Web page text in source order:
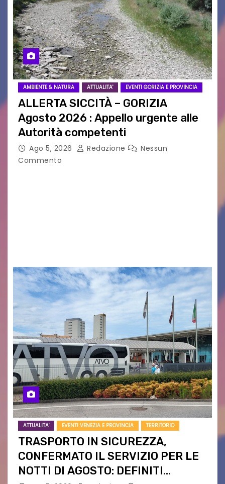
AMBIENTE & NATURA ATTUALITA' EVENTI GORIZIA E PROVINCIA
ALLERTA SICCITÀ – GORIZIA
Agosto 2026 : Appello urgente alle
Autorità competenti
Ago 5, 2026 Redazione
Nessun
Commento
ATTUALITA' EVENTI VENEZIA E PROVINCIA TERRITORIO
TRASPORTO IN SICUREZZA,
CONFERMATO IL SERVIZIO PER LE
NOTTI DI AGOSTO: DEFINITI